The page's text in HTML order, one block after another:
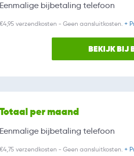
Eenmalige bijbetaling telefoon
€4,95 verzendkosten - Geen aansluitkosten. +
BEKIJK BIJ
Totaal per maand
Eenmalige bijbetaling telefoon
€4,75 verzendkosten - Geen aansluitkosten. +